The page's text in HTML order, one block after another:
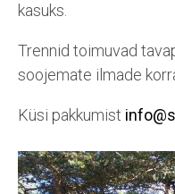
kasuks.
Trennid toimuvad
soojemate ilmade
Küsi pakkumist